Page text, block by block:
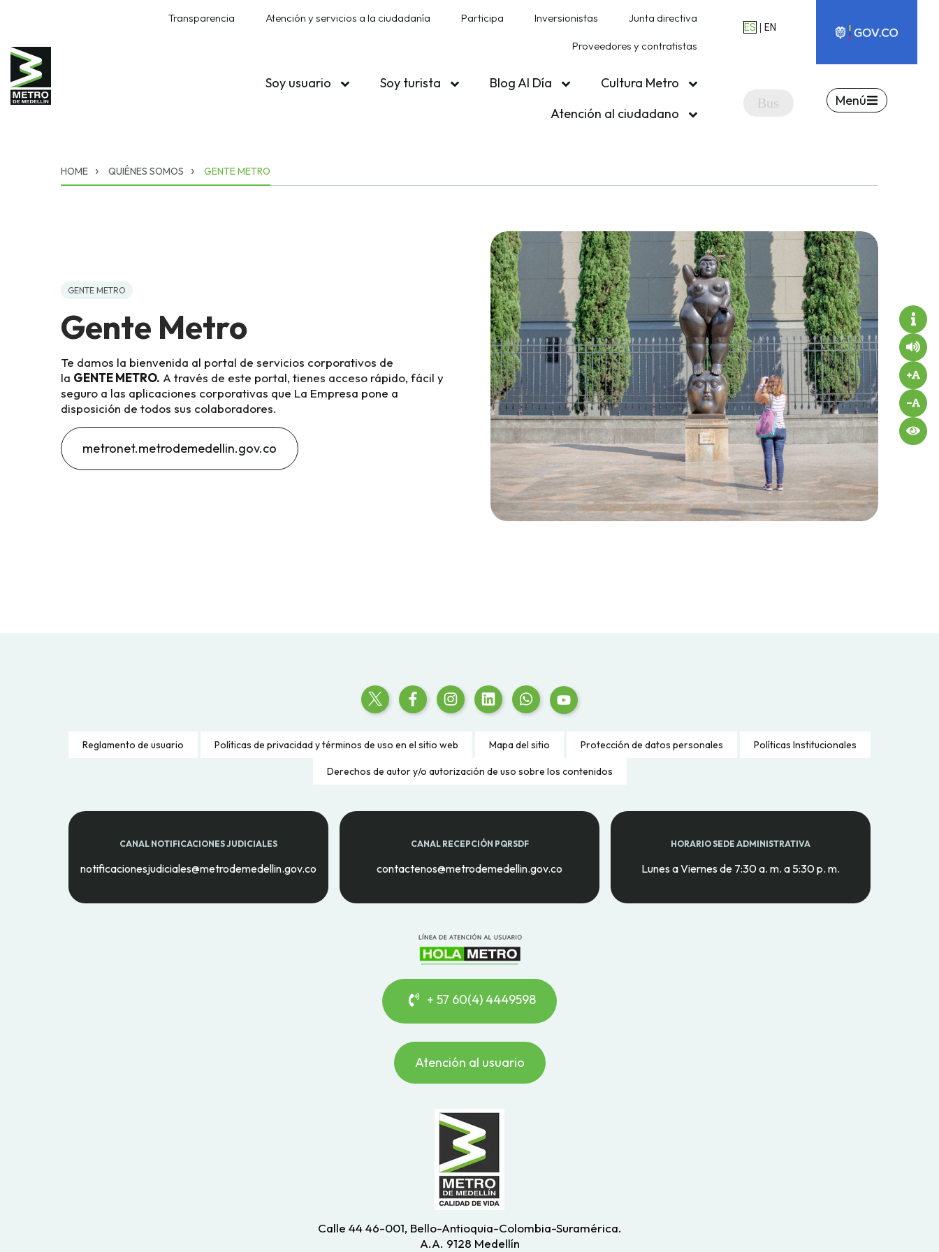
Transparencia Atención y servicios a la ciudadanía Participa Inversionistas Junta directiva
Proveedores y contratistas
ES | EN
Soy usuario Soy turista Blog Al Día
Cultura Metro
Atención al ciudadano
Menú
HOME QUIÉNES SOMOS GENTE METRO
GENTE METRO
Gente Metro
Te damos la bienvenida al portal de servicios corporativos de
la GENTE METRO. A través de este portal, tienes acceso rápido, fácil y
seguro a las aplicaciones corporativas que La Empresa pone a
disposición de todos sus colaboradores.
metronet.metrodemedellin.gov.co
Reglamento de usuario Políticas de privacidad y términos de uso en el sitio web Mapa del sitio Protección de datos personales Políticas Institucionales
Derechos de autor y/o autorización de uso sobre los contenidos
CANAL NOTIFICACIONES JUDICIALES
notificacionesjudiciales@metrodemedellin.gov.co
CANAL RECEPCIÓN PQRSDF
contactenos@metrodemedellin.gov.co
HORARIO SEDE ADMINISTRATIVA
Lunes a Viernes de 7:30 a. m. a 5:30 p. m.
+ 57 60(4) 4449598
Atención al usuario
Calle 44 46-001, Bello-Antioquia-Colombia-Suramérica.
A.A. 9128 Medellín